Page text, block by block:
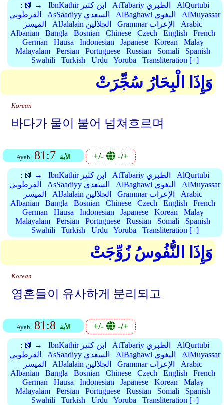
: 📗 → IbnKathir ابن كثير AtTabariy الطبري
AlQurtubi
القرطوبي
AsSaadiyy السعدي AlBaghawi البغوي
AlMuyassar
الميسر
AlJalalain الجلالين Grammar الإعراب
Arabic
Albanian
Bangla Bosnian Chinese Czech English
French
German
Hausa Indonesian Japanese Korean
Malay
Malayalam
Persian Portuguese Russian Somali
Spanish
Swahili
Turkish Urdu Yoruba Transliteration [+]
وَإِذَا الْبِحَارُ سُجِّرَتْ
Korean
바다가 물이 불어 넘쳐흐르며
Ayah 81:7 الأية +/- -/+
: 📗 → IbnKathir ابن كثير AtTabariy الطبري
AlQurtubi
القرطوبي
AsSaadiyy السعدي AlBaghawi البغوي
AlMuyassar
الميسر
AlJalalain الجلالين Grammar الإعراب
Arabic
Albanian
Bangla Bosnian Chinese Czech English
French
German
Hausa Indonesian Japanese Korean
Malay
Malayalam
Persian Portuguese Russian Somali
Spanish
Swahili
Turkish Urdu Yoruba Transliteration [+]
وَإِذَا النُّفُوسُ زُوِّجَتْ
Korean
영혼들이 유사하게 분리되고
Ayah 81:8 الأية +/- -/+
: 📗 → IbnKathir ابن كثير AtTabariy الطبري
AlQurtubi
القرطوبي
AsSaadiyy السعدي AlBaghawi البغوي
AlMuyassar
الميسر
AlJalalain الجلالين Grammar الإعراب
Arabic
Albanian
Bangla Bosnian Chinese Czech English
French
German
Hausa Indonesian Japanese Korean
Malay
Malayalam
Persian Portuguese Russian Somali
Spanish
Swahili
Turkish Urdu Yoruba Transliteration [+]